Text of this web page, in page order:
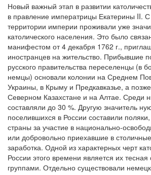
Новый важный этап в развитии
в правление императрицы Екатерины II. С
территории империи проживали уже
католического населения. Это было
манифестом от 4 декабря 1762 г.,
иностранцев на жительство. Прибывшие
русского правительства переселенцы (в
немцы) основали колонии на Среднем
Украины, в Крыму и Предкавказье, а
Северном Казахстане и на Алтае. Среди
составляли до 30 %. Другую значитель
поселившихся в России составили
страны за участие в национально-
или добровольно приехавшие в
заработка. Одной из характерных черт
России этого времени является их тесная
группами. Отдельно существовали